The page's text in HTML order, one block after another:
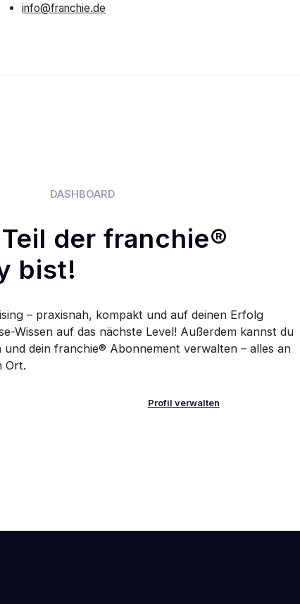
info@franchie.de
DASHBOARD
der franchie®
bist!
– praxisnah, kompakt und auf deinen Erfolg
Wissen auf das nächste Level! Außerdem kannst du
dein franchie® Abonnement verwalten – alles an
Ort.
Profil verwalten